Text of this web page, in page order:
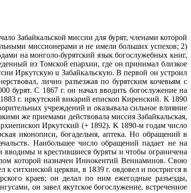
Забайкальской миссии для бурят, членами которой
миссионерами и не имели больших успехов; 2)
на монголо-бурятский язык богослужебных книг,
из Томской епархии, где он принимал близкое
Иркутскую u Забайкальскую. B первой он устроил
лично разъезжая по бурятским кочевьям с
бурят. С 1867 г. он начал вводить богослужение на
г. иркутский викарий епископ Киренский. K 1890
учреждений и оказывала сильное влияние
же приемами действовала миссия Забайкальская,
Иркутский (+ 1892). K 1890-м годам число
иконописи, богадельня, аптека. Но обращений в
Наибольшее число обращений падает не на
вводимы и крестившиеся буряты и чтобы ограничена
которой назначен Иннокентий Вениаминов. Свою
ситхинской церкви, в 1839 г. овдовел и постригся в
краев; он делал по ним ежегодные разъезды,
он завел якутское богослужение, встреченное